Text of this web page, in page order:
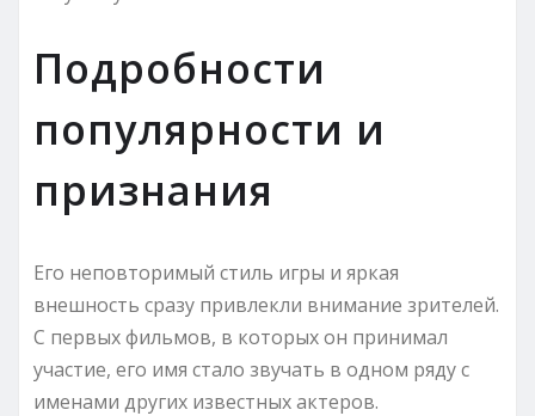
Подробности
популярности и
признания
Его неповторимый стиль игры и яркая
внешность сразу привлекли внимание зрителей.
С первых фильмов, в которых он принимал
участие, его имя стало звучать в одном ряду с
именами других известных актеров.